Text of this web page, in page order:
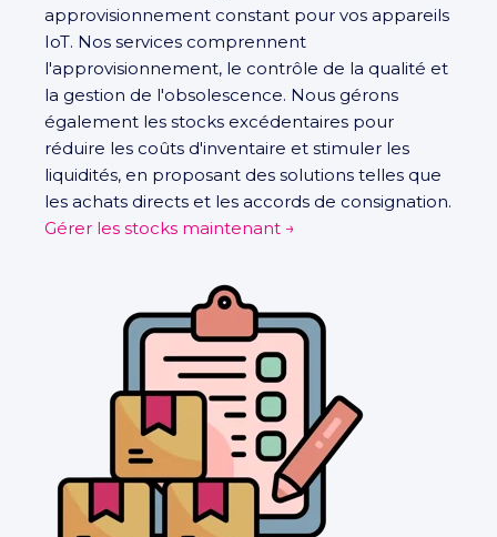
approvisionnement constant pour vos appareils
IoT. Nos services comprennent
l'approvisionnement, le contrôle de la qualité et
la gestion de l'obsolescence. Nous gérons
également les stocks excédentaires pour
réduire les coûts d'inventaire et stimuler les
liquidités, en proposant des solutions telles que
les achats directs et les accords de consignation.
Gérer les stocks maintenant →